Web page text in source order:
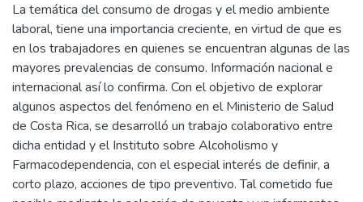
La temática del consumo de drogas y el medio ambiente
laboral, tiene una importancia creciente, en virtud de que es
en los trabajadores en quienes se encuentran algunas de las
mayores prevalencias de consumo. Información nacional e
internacional así lo confirma. Con el objetivo de explorar
algunos aspectos del fenómeno en el Ministerio de Salud
de Costa Rica, se desarrolló un trabajo colaborativo entre
dicha entidad y el Instituto sobre Alcoholismo y
Farmacodependencia, con el especial interés de definir, a
corto plazo, acciones de tipo preventivo. Tal cometido fue